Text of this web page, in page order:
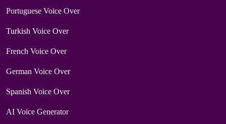
Portuguese Voice Over
Turkish Voice Over
French Voice Over
German Voice Over
Spanish Voice Over
AI Voice Generator